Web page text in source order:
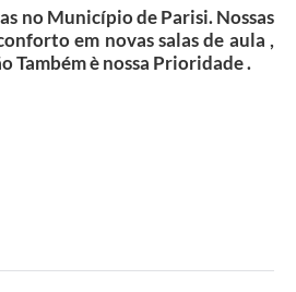
no Município de Parisi. Nossas
em novas salas de aula ,
Também è nossa Prioridade .